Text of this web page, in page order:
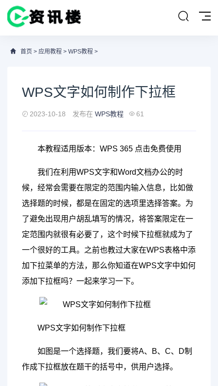
首页 > 应用教程 > WPS教程 >
WPS文字如何制作下拉框
2023-10-18 发布在 WPS教程 61
本教程适用版本：WPS 365 点击免费使用
我们在利用WPS文字和Word文档办公的时
候，经常会需要在限定的范围内输入信息，比如做
选择题的时候，都是在固定的选项里选择答案。为
了避免出现用户胡乱填写的情况，将答案限定在一
定范围内就很有必要了，这个时候下拉框就成为了
一个很好的工具。之前也教过大家在WPS表格中添
加下拉菜单的方法，那么你知道在WPS文字中如何
添加下拉框吗？一起来学习一下。
WPS文字如何制作下拉框
如图是一个选择题，我们要将A、B、C、D制
作成下拉框放在题干的括号中，供用户选择。